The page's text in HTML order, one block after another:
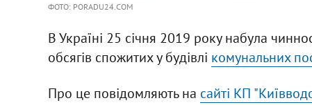
ФОТО: PORADU24.COM
В Україні 25 січня 2019 року набула
обсягів спожитих у будівлі комунальних
Про це повідомляють на сайті КП